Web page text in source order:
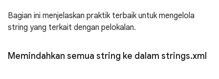
Bagian ini menjelaskan praktik terbaik untuk mengelola
string yang terkait dengan pelokalan.
Memindahkan semua string ke dalam strings.xml